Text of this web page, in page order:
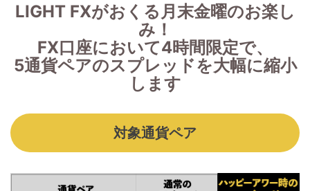
LIGHT FXがおくる月末金曜のお楽し
み！
FX口座において4時間限定で、
5通貨ペアのスプレッドを大幅に縮小
します
対象通貨ペア